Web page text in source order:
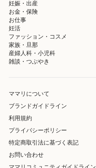
妊娠・出産
お金・保険
お仕事
妊活
ファッション・コスメ
家族・旦那
産婦人科・小児科
雑談・つぶやき
ママリについて
ブランドガイドライン
利用規約
プライバシーポリシー
特定商取引法に基づく表記
お問い合わせ